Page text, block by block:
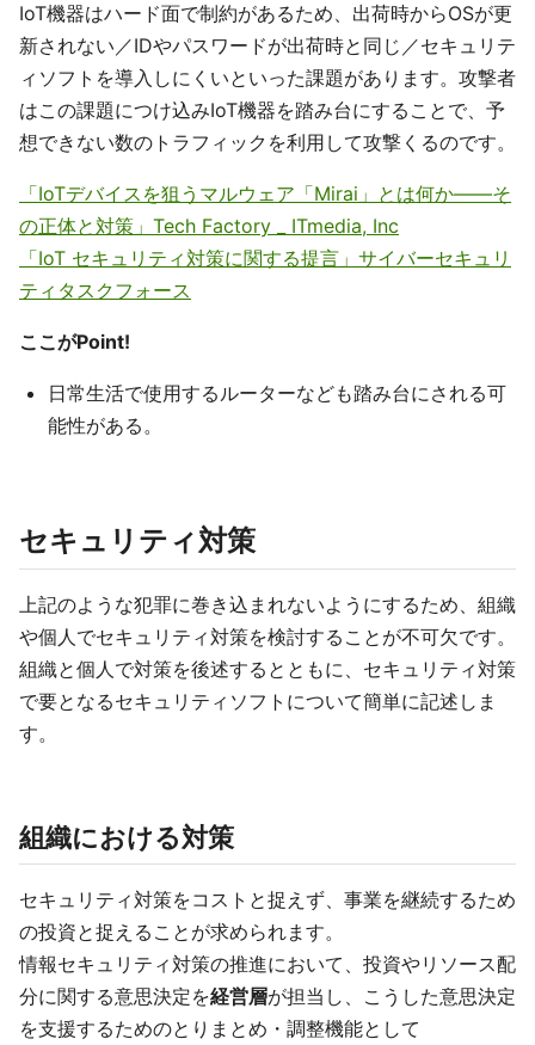
IoT機器はハード面で制約があるため、出荷時からOSが更
新されない／IDやパスワードが出荷時と同じ／セキュリテ
ィソフトを導入しにくいといった課題があります。攻撃者
はこの課題につけ込みIoT機器を踏み台にすることで、予
想できない数のトラフィックを利用して攻撃くるのです。
「IoTデバイスを狙うマルウェア「Mirai」とは何か――そ
の正体と対策」Tech Factory _ ITmedia, Inc
「IoT セキュリティ対策に関する提言」サイバーセキュリ
ティタスクフォース
ここがPoint!
日常生活で使用するルーターなども踏み台にされる可
能性がある。
セキュリティ対策
上記のような犯罪に巻き込まれないようにするため、組織
や個人でセキュリティ対策を検討することが不可欠です。
組織と個人で対策を後述するとともに、セキュリティ対策
で要となるセキュリティソフトについて簡単に記述しま
す。
組織における対策
セキュリティ対策をコストと捉えず、事業を継続するため
の投資と捉えることが求められます。
情報セキュリティ対策の推進において、投資やリソース配
分に関する意思決定を経営層が担当し、こうした意思決定
を支援するためのとりまとめ・調整機能として